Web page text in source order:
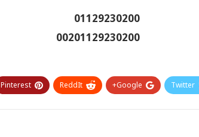
Twitter
Google+
ReddIt
Pinterest